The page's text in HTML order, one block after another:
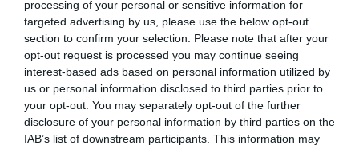
processing of your personal or sensitive information for
targeted advertising by us, please use the below opt-out
section to confirm your selection. Please note that after your
opt-out request is processed you may continue seeing
interest-based ads based on personal information utilized by
us or personal information disclosed to third parties prior to
your opt-out. You may separately opt-out of the further
disclosure of your personal information by third parties on the
IAB’s list of downstream participants. This information may
suya para ayudar”, señaló el presidente.
Durante su discurso en Nueva York, Sánchez aprovechó
para defender públicamente a su familia de las acusaciones
de corrupción vertidas por la oposición. “Mi mujer y mi
hermano son inocentes. El tiempo pondrá las cosas en su
sitio”, afirmó, vinculando las campañas de acoso judicial a